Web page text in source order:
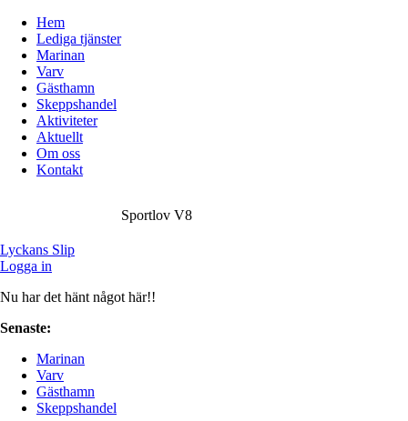
Hem
Lediga tjänster
Marinan
Varv
Gästhamn
Skeppshandel
Aktiviteter
Aktuellt
Om oss
Kontakt
Sportlov V8
Lyckans Slip
Logga in
Nu har det hänt något här!!
Senaste:
Marinan
Varv
Gästhamn
Skeppshandel